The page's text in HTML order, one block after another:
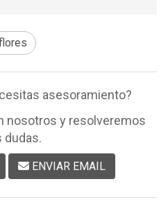
asesoramiento?
nosotros y resolveremos
dudas.
ENVIAR EMAIL